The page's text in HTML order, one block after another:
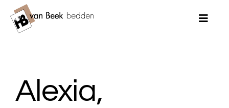
naar
Toggle
Merken
Alexia,